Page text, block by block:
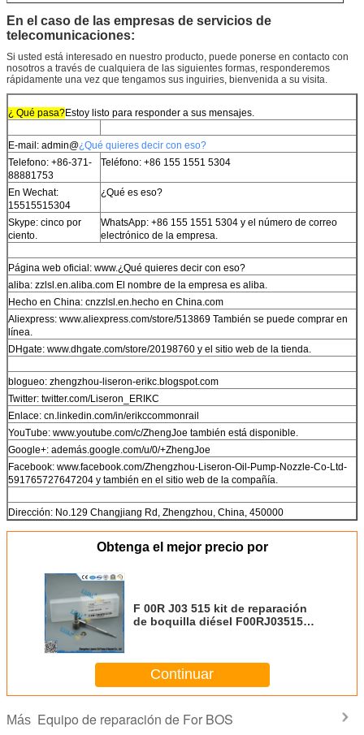
En el caso de las empresas de servicios de
telecomunicaciones:
Si usted está interesado en nuestro producto, puede ponerse en contacto con
nosotros a través de cualquiera de las siguientes formas, responderemos
rápidamente una vez que tengamos sus inguiries, bienvenida a su visita.
¿ Qué pasa?Estoy listo para responder a sus mensajes.
E-mail: admin@¿Qué quieres decir con eso?
Telefono: +86-371-
88881753
Teléfono: +86 155 1551 5304
En Wechat:
15515515304
¿Qué es eso?
Skype: cinco por
ciento.
WhatsApp: +86 155 1551 5304 y el número de correo
electrónico de la empresa.
Página web oficial: www. ¿Qué quieres decir con eso?
aliba: zzlsl.en.aliba.com El nombre de la empresa es aliba.
Hecho en China: cnzzlsl.en.hecho en China.com
Aliexpress: www.aliexpress.com/store/513869 También se puede comprar en
línea.
DHgate: www.dhgate.com/store/20198760 y el sitio web de la tienda.
blogueo: zhengzhou-liseron-erikc.blogspot.com
Twitter: twitter.com/Liseron_ERIKC
Enlace: cn.linkedin.com/in/erikccommonrail
YouTube: www.youtube.com/c/ZhengJoe también está disponible.
Google+: además.google.com/u/0/+ZhengJoe
Facebook: www.facebook.com/Zhengzhou-Liseron-Oil-Pump-Nozzle-Co-Ltd-
591765727647204 y también en el sitio web de la compañía.
Dirección: No.129 Changjiang Rd, Zhengzhou, China, 450000
Obtenga el mejor precio por
F 00R J03 515 kit de reparación
de boquilla diésel F00RJ03515
0445120289
Continuar
Más Equipo de reparación de For BOS